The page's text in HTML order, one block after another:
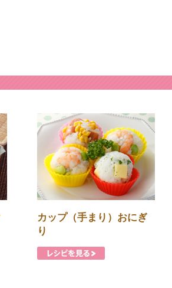
カップ（手まり）おにぎ
り